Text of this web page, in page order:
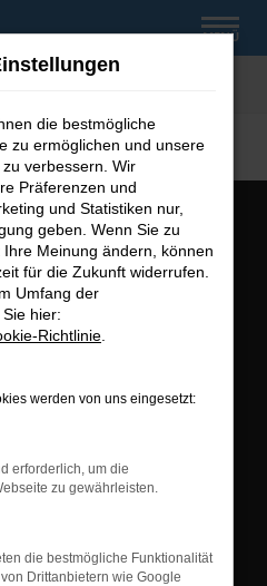
MENÜ
die bestmögliche
zu ermöglichen und unsere
verbessern. Wir
Präferenzen und
und Statistiken nur,
geben. Wenn Sie zu
Meinung ändern, können
für die Zukunft widerrufen.
Umfang der
hier:
Richtlinie
werden von uns eingesetzt:
erforderlich, um die
zu gewährleisten.
die bestmögliche Funktionalität
Drittanbietern wie Google